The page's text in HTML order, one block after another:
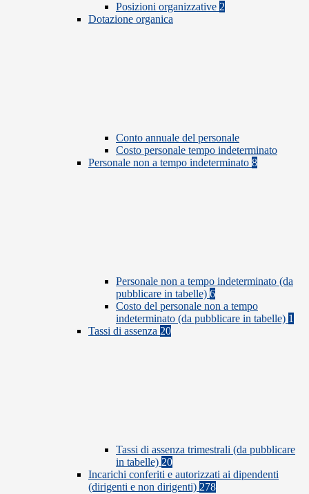
Posizioni organizzative 2
Dotazione organica
Conto annuale del personale
Costo personale tempo indeterminato
Personale non a tempo indeterminato 8
Personale non a tempo indeterminato (da
pubblicare in tabelle) 6
Costo del personale non a tempo
indeterminato (da pubblicare in tabelle) 1
Tassi di assenza 20
Tassi di assenza trimestrali (da pubblicare
in tabelle) 20
Incarichi conferiti e autorizzati ai dipendenti
(dirigenti e non dirigenti) 278